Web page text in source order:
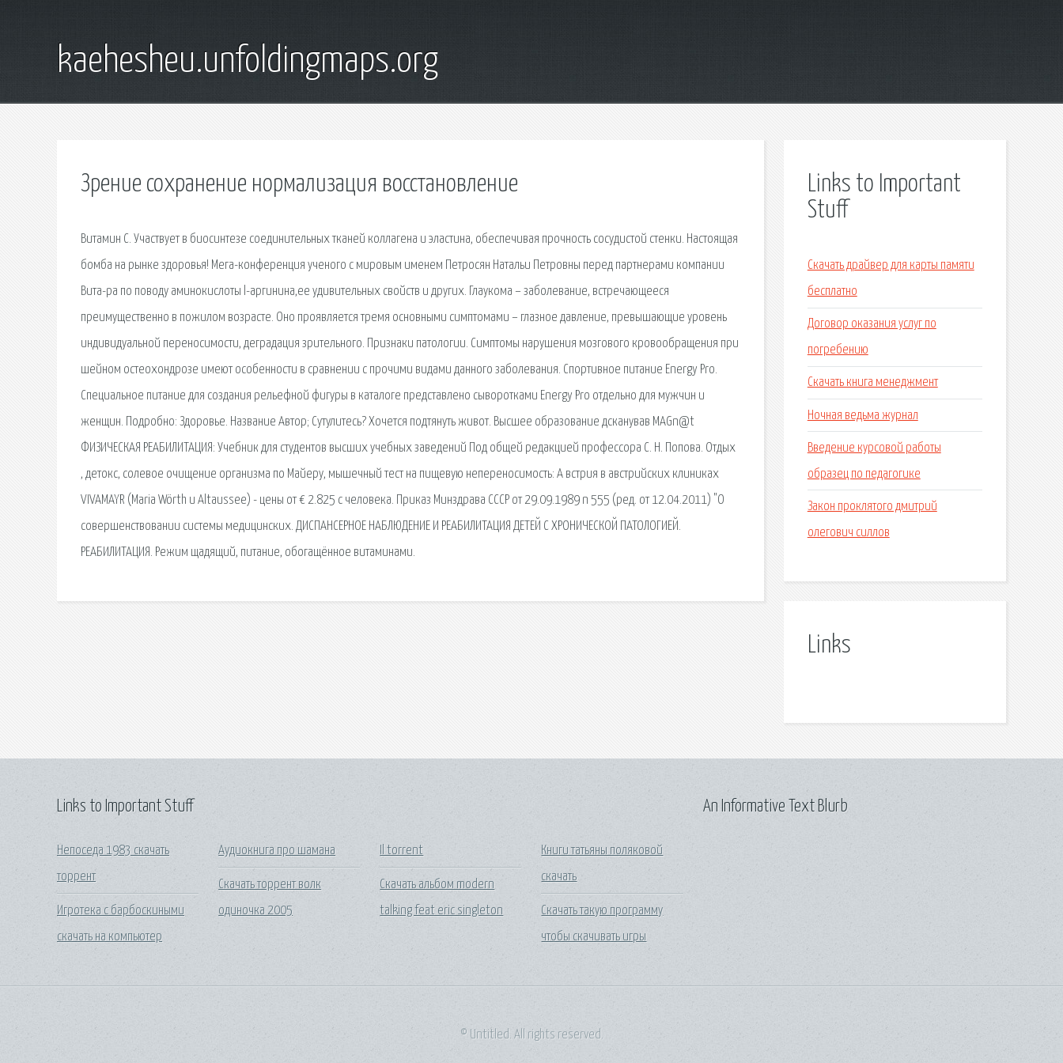
kaehesheu.unfoldingmaps.org
Зрение сохранение нормализация восстановление
Витамин С. Участвует в биосинтезе соединительных тканей коллагена и эластина, обеспечивая прочность сосудистой стенки. Настоящая
бомба на рынке здоровья! Мега-конференция ученого с мировым именем Петросян Натальи Петровны перед партнерами компании
Вита-ра по поводу аминокислоты l-аргинина,ее удивительных свойств и других. Глаукома – заболевание, встречающееся
преимущественно в пожилом возрасте. Оно проявляется тремя основными симптомами – глазное давление, превышающие уровень
индивидуальной переносимости, деградация зрительного. Признаки патологии. Симптомы нарушения мозгового кровообращения при
шейном остеохондрозе имеют особенности в сравнении с прочими видами данного заболевания. Спортивное питание Energy Pro.
Специальное питание для создания рельефной фигуры в каталоге представлено сыворотками Energy Pro отдельно для мужчин и
женщин. Подробно: Здоровье. Название Автор; Сутулитесь? Хочется подтянуть живот. Высшее образование дсканував MAGn@t
ФИЗИЧЕСКАЯ РЕАБИЛИТАЦИЯ: Учебник для студентов высших учебных заведений Под общей редакцией профессора С. Н. Попова. Отдых
, детокс, солевое очищение организма по Майеру, мышечный тест на пищевую непереносимость: А встрия в австрийских клиниках
VIVAMAYR (Maria Wörth и Altaussee) - цены от € 2.825 с человека. Приказ Минздрава СССР от 29.09.1989 n 555 (ред. от 12.04.2011) "О
совершенствовании системы медицинских. ДИСПАНСЕРНОЕ НАБЛЮДЕНИЕ И РЕАБИЛИТАЦИЯ ДЕТЕЙ С ХРОНИЧЕСКОЙ ПАТОЛОГИЕЙ.
РЕАБИЛИТАЦИЯ. Режим щадящий, питание, обогащённое витаминами.
Links to Important
Stuff
Скачать драйвер для карты памяти
бесплатно
Договор оказания услуг по
погребению
Скачать книга менеджмент
Ночная ведьма журнал
Введение курсовой работы
образец по педагогике
Закон проклятого дмитрий
олегович силлов
Links
Links to Important Stuff
Непоседа 1983 скачать
торрент
Игротека с барбоскиными
скачать на компьютер
Аудиокнига про шамана
Скачать торрент волк
одиночка 2005
Il torrent
Скачать альбом modern
talking feat eric singleton
Книги татьяны поляковой
скачать
Скачать такую программу
чтобы скачивать игры
An Informative Text Blurb
© Untitled. All rights reserved.